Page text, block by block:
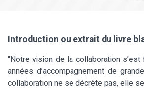
Introduction ou extrait du livre
"Notre vision de la collaboration
années d’accompagnement de
collaboration ne se décrète pas, elle